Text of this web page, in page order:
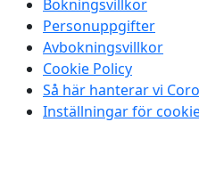
Bokningsvillkor
Personuppgifter
Avbokningsvillkor
Cookie Policy
Så här hanterar vi
Inställningar för